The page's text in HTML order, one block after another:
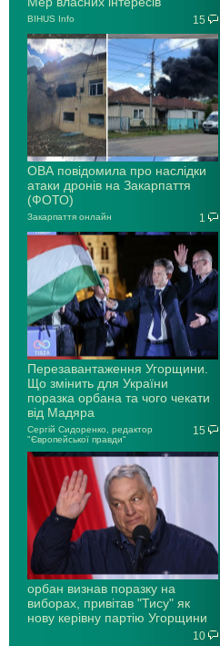
BIHUS Info 15
ОВА повідомила про наслідки
атаки дронів на Закарпаття
(ФОТО)
Закарпаття онлайн 1
Перезавантаження Угорщини.
Що змінить для України
поразка орбана та чого чекати
від Мадяра
Сергій Сидоренко, редактор
"Європейської правди"
15
орбан визнав поразку на
виборах, привітав "Тису" як
нову керівну партію Угорщини
10